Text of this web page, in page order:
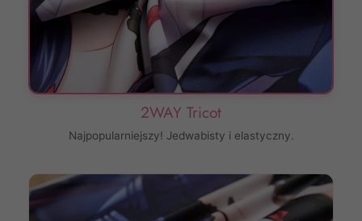
2WAY Tricot
Najpopularniejszy! Jedwabisty i elastyczny.